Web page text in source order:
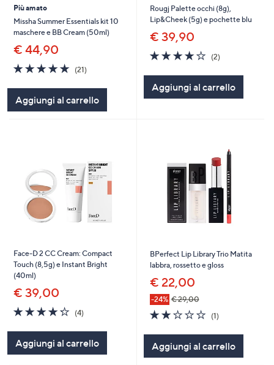
Più amato
Missha Summer Essentials kit 10
maschere e BB Cream (50ml)
€ 44,90
4.7
of
5
Stars
(21)
Aggiungi al carrello
Rougj Palette occhi (8g),
Lip&Cheek (5g) e pochette blu
€ 39,90
4.0
of
5
Stars
(2)
Aggiungi al carrello
Face-D 2 CC Cream: Compact
Touch (8,5g) e Instant Bright
(40ml)
€ 39,00
4.2
of
5
Stars
(4)
Aggiungi al carrello
BPerfect Lip Library Trio Matita
labbra, rossetto e gloss
€ 22,00
-24% € 29,00
2.0
of
5
Stars
(1)
Aggiungi al carrello